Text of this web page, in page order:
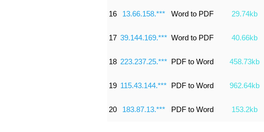
16 13.66.158.*** Word to PDF 29.74kb
17 39.144.169.*** Word to PDF 40.66kb
18 223.237.25.*** PDF to Word 458.73kb
19 115.43.144.*** PDF to Word 962.64kb
20 183.87.13.*** PDF to Word 153.2kb